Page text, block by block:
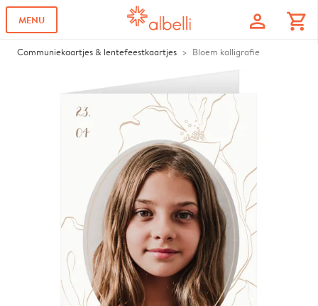
MENU profile shopping_cart
Communiekaartjes & lentefeestkaartjes Bloem kalligrafie